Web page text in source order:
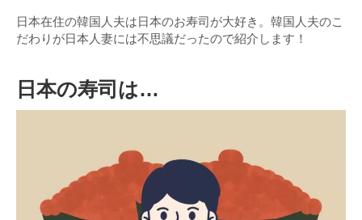
日本在住の韓国人夫は日本のお寿司が大好き。韓国人夫のこ
だわりが日本人妻には不思議だったので紹介します！
日本の寿司は…